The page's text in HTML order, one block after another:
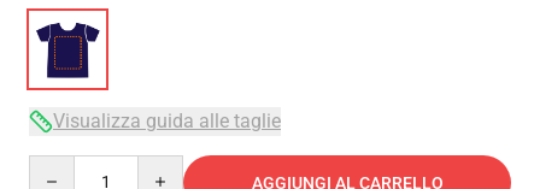
Visualizza guida alle taglie
AGGIUNGI AL CARRELLO